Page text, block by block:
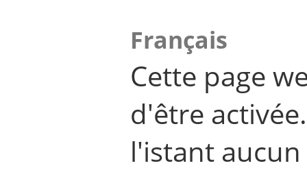
Français
Cette page
d'être
l'istant